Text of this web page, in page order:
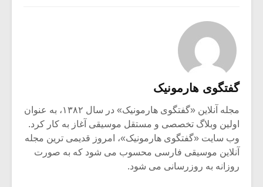
گفتگوی هارمونیک
مجله آنلاین «گفتگوی هارمونیک» در سال ۱۳۸۲، به عنوان
اولین وبلاگ تخصصی و مستقل موسیقی آغاز به کار کرد.
وب سایت «گفتگوی هارمونیک»، امروز قدیمی ترین مجله
آنلاین موسیقی فارسی محسوب می شود که به صورت
روزانه به روزرسانی می شود.